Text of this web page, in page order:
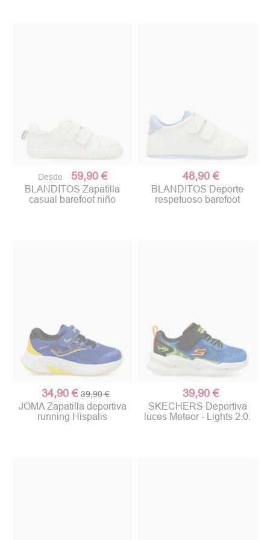
Desde 59,90 €
BLANDITOS Zapatilla
casual barefoot niño
48,90 €
BLANDITOS Deporte
respetuoso barefoot
34,90 € 39,90 €
JOMA Zapatilla deportiva
running Hispalis
39,90 €
SKECHERS Deportiva
luces Meteor - Lights 2.0.